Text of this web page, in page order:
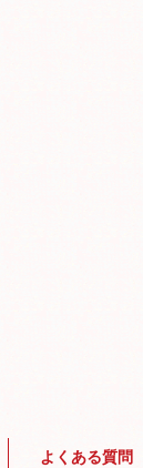
よくある質問